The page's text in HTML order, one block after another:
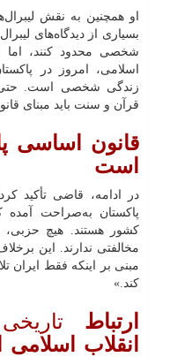
او همچنین به نقش
بسیاری از دیدگاه‌های
شخصی محدود کنند، اما
اسلامی، امروز در
زندگی شخصی است. حتی
قرآن و سنت باید مبنای
قانون اساسی
است
در ادامه، قاضی تأکید
پاکستان به‌صراحت آمده
کشور هستند. هیچ حزبی،
مخالفتی ندارند. این
مبنی بر اینکه فقط ایران
کند.»
ارتباط